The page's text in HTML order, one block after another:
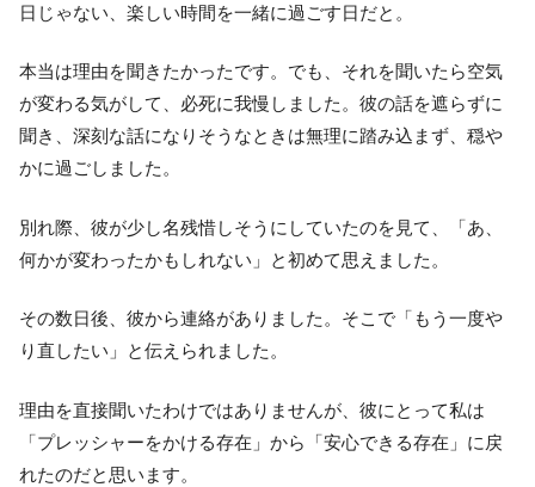
日じゃない、楽しい時間を一緒に過ごす日だと。
本当は理由を聞きたかったです。でも、それを聞いたら空気
が変わる気がして、必死に我慢しました。彼の話を遮らずに
聞き、深刻な話になりそうなときは無理に踏み込まず、穏や
かに過ごしました。
別れ際、彼が少し名残惜しそうにしていたのを見て、「あ、
何かが変わったかもしれない」と初めて思えました。
その数日後、彼から連絡がありました。そこで「もう一度や
り直したい」と伝えられました。
理由を直接聞いたわけではありませんが、彼にとって私は
「プレッシャーをかける存在」から「安心できる存在」に戻
れたのだと思います。